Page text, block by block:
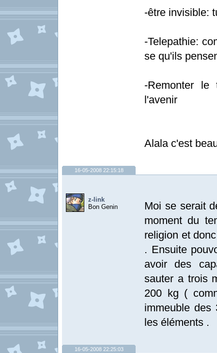
-être invisible:
-Telepathie:
se qu'ils
-Remonter le
l'avenir
Alala c'est
16-05-2008 22:15:18
z-link
Bon Genin
Moi se serait
moment du
religion et
. Ensuite
avoir des
sauter a trois
200 kg (
immeuble des
les éléments .
16-05-2008 22:25:03